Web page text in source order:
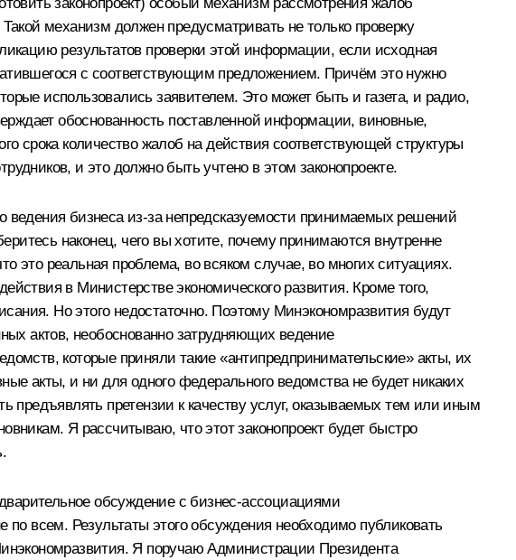
механизм должен предусматривать не только проверку
результатов проверки этой информации, если исходная
с соответствующим предложением. Причём это нужно
использовались заявителем. Это может быть и газета, и радио,
обоснованность поставленной информации, виновные,
срока количество жалоб на действия соответствующей структуры
и это должно быть учтено в этом законопроекте.
ведения бизнеса из‑за непредсказуемости принимаемых решений
наконец, чего вы хотите, почему принимаются внутренне
это реальная проблема, во всяком случае, во многих ситуациях.
в Министерстве экономического развития. Кроме того,
Но этого недостаточно. Поэтому Минэкономразвития будут
актов, необоснованно затрудняющих ведение
которые приняли такие «антипредпринимательские» акты, их
акты, и ни для одного федерального ведомства не будет никаких
предъявлять претензии к качеству услуг, оказываемых тем или иным
Я рассчитываю, что этот законопроект будет быстро
обсуждение с бизнес-ассоциациями
всем. Результаты этого обсуждения необходимо публиковать
Я поручаю Администрации Президента